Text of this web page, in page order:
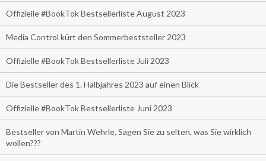
Offizielle #BookTok Bestsellerliste August 2023
Media Control kürt den Sommerbeststeller 2023
Offizielle #BookTok Bestsellerliste Juli 2023
Die Bestseller des 1. Halbjahres 2023 auf einen Blick
Offizielle #BookTok Bestsellerliste Juni 2023
Bestseller von Martin Wehrle. Sagen Sie zu selten, was Sie wirklich
wollen???